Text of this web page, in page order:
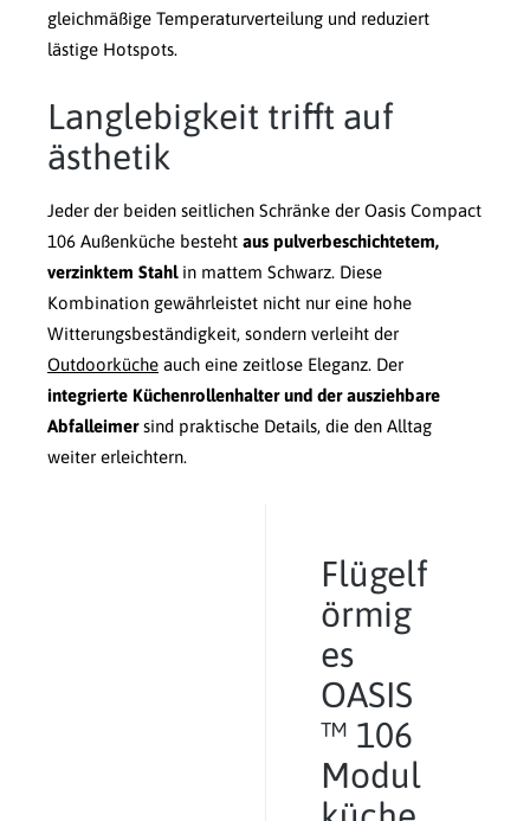
gleichmäßige Temperaturverteilung und reduziert
lästige Hotspots.
Langlebigkeit trifft auf
ästhetik
Jeder der beiden seitlichen Schränke der Oasis Compact
106 Außenküche besteht aus pulverbeschichtetem,
verzinktem Stahlin mattem Schwarz. Diese
Kombination gewährleistet nicht nur eine hohe
Witterungsbeständigkeit, sondern verleiht der
Outdoorküche auch eine zeitlose Eleganz. Der
integrierte Küchenrollenhalter und der ausziehbare
Abfalleimersind praktische Details, die den Alltag
weiter erleichtern.
Flügelf
örmig
es
OASIS
™ 106
Modul